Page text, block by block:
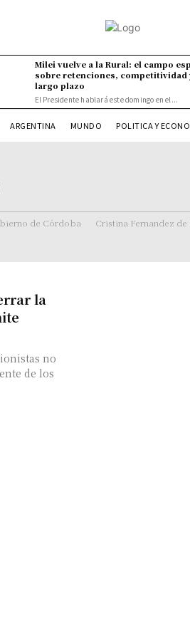
Milei vuelve a la Rural: el campo
sobre retenciones, competitividad
largo plazo
El Presidente hablará este domingo en el...
ARGENTINA MUNDO POLITICA Y
de Córdoba Cristina Fernandez
la
no